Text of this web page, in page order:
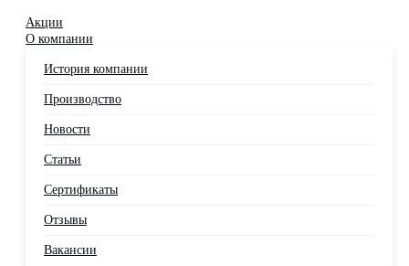
Акции
О компании
История компании
Производство
Новости
Статьи
Сертификаты
Отзывы
Вакансии